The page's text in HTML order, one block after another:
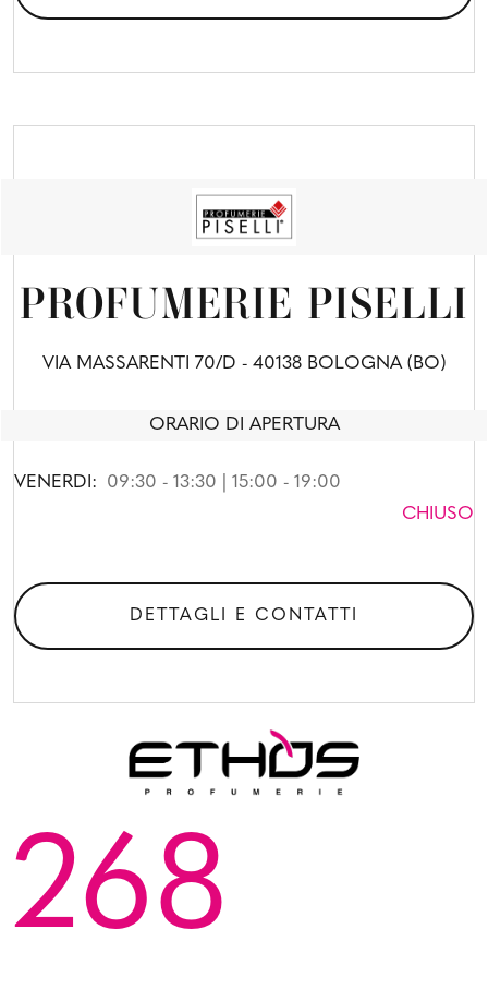
PROFUMERIE PISELLI
VIA MASSARENTI 70/D - 40138 BOLOGNA (BO)
ORARIO DI APERTURA
VENERDI:
09:30 - 13:30 | 15:00 - 19:00
CHIUSO
DETTAGLI E CONTATTI
268